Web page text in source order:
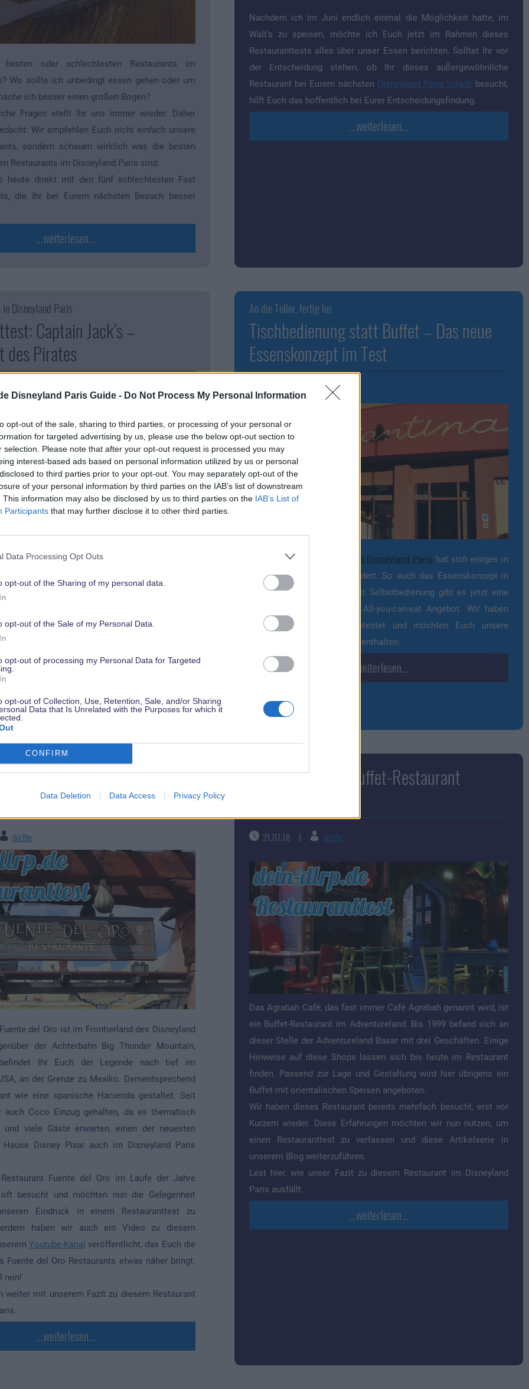
Disneyland Paris Guide - Do Not Process My Personal Information
opt-out of the sale, sharing to third parties, or processing of your personal or
for targeted advertising by us, please use the below opt-out section to
selection. Please note that after your opt-out request is processed you may
interest-based ads based on personal information utilized by us or personal
to third parties prior to your opt-out. You may separately opt-out of the
of your personal information by third parties on the IAB’s list of downstream
This information may also be disclosed by us to third parties on the IAB’s List of
Participants that may further disclose it to other third parties.
Data Processing Opt Outs
opt-out of the Sharing of my personal data.
opt-out of the Sale of my Personal Data.
opt-out of processing my Personal Data for Targeted
opt-out of Collection, Use, Retention, Sale, and/or Sharing
Data that Is Unrelated with the Purposes for which it
CONFIRM
Data Deletion Data Access Privacy Policy
oder schlechtesten Restaurants im
Wo sollte ich unbedingt essen gehen oder um
ich besser einen großen Bogen?
Fragen stellt Ihr uns immer wieder. Daher
Wir empfehlen Euch nicht einfach unsere
sondern schauen wirklich was die besten
Restaurants im Disneyland Paris sind.
heute direkt mit den fünf schlechtesten Fast
die Ihr bei Eurem nächsten Besuch besser
...weiterlesen...
Nachdem ich im Juni endlich einmal die Möglichkeit hatte, im
Walt’s zu speisen, möchte ich Euch jetzt im Rahmen dieses
Restauranttests alles über unser Essen berichten. Solltet Ihr vor
der Entscheidung stehen, ob Ihr dieses außergewöhnliche
Restaurant bei Eurem nächsten Disneyland Paris Urlaubbesucht,
hilft Euch das hoffentlich bei Eurer Entscheidungsfindung.
...weiterlesen...
Disneyland Paris
Captain Jack’s –
des Pirates
lara
immer einmal in Captain Jacks Restaurant des
Faktoren wie z.B. dem exotischen
ein Abstecher dorthin wirklich lohnt? Ich habe
meinem Besuch im Juni noch einmal gründlich
Lupe genommen und möchte deshalb hier nun
mit Euch teilen.
...weiterlesen...
An die Teller, fertig los
Tischbedienung statt Buffet – Das neue
Essenskonzept im Test
28.08.20 | tim
Wiedereröffnung von Disneyland Paris hat sich einiges in
den Parks und
geändert. So auch das Essenskonzept in
den Buffet-Restaurants. Statt Selbstbedienung gibt es jetzt eine
Tischbedienung mit einem All-you-can-eat Angebot. Wir haben
einige der Restaurants getestet und möchten Euch unsere
Eindrücke natürlich nicht vorenthalten.
...weiterlesen...
Fast Food Restaurant
dörthe
del Oro ist im Frontierland des Disneyland
der Achterbahn Big Thunder Mountain,
Ihr Euch der Legende nach tief im
an der Grenze zu Mexiko. Dementsprechend
wie eine spanische Hacienda gestaltet. Seit
auch Coco Einzug gehalten, da es thematisch
viele Gäste erwarten, einen der neuesten
Disney Pixar auch im Disneyland Paris
Fuente del Oro im Laufe der Jahre
besucht und möchten nun die Gelegenheit
Eindruck in einem Restauranttest zu
haben wir auch ein Video zu diesem
Youtube-Kanal veröffentlicht, das Euch die
Fuente del Oro Restaurants etwas näher bringt.
rein!
weiter mit unserem Fazit zu diesem Restaurant
...weiterlesen...
Restauranttest: Buffet-Restaurant
21.07.18 | dörthe
Das Agrabah Café, das fast immer Café Agrabah genannt wird, ist
ein Buffet-Restaurant im Adventureland. Bis 1999 befand sich an
dieser Stelle der Adventureland Basar mit drei Geschäften. Einige
Hinweise auf diese Shops lassen sich bis heute im Restaurant
finden. Passend zur Lage und Gestaltung wird hier übrigens ein
Buffet mit orientalischen Speisen angeboten.
Wir haben dieses Restaurant bereits mehrfach besucht, erst vor
Kurzem wieder. Diese Erfahrungen möchten wir nun nutzen, um
einen Restauranttest zu verfassen und diese Artikelserie in
unserem Blog weiterzuführen.
Lest hier, wie unser Fazit zu diesem Restaurant im Disneyland
Paris ausfällt.
...weiterlesen...